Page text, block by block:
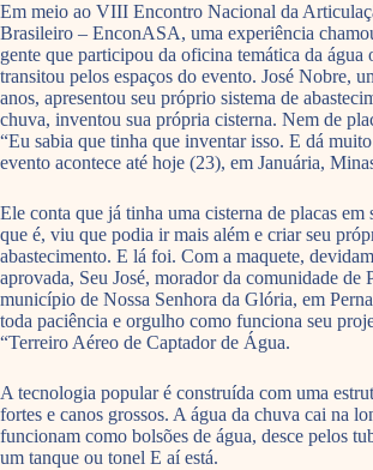
Em meio ao VIII Encontro Nacional da
Brasileiro – EnconASA, uma experiência
gente que participou da oficina temática da água
transitou pelos espaços do evento. José Nobre,
anos, apresentou seu próprio sistema de
chuva, inventou sua própria cisterna. Nem de
“Eu sabia que tinha que inventar isso. E dá
evento acontece até hoje (23), em Januária,
Ele conta que já tinha uma cisterna de placas em
que é, viu que podia ir mais além e criar seu
abastecimento. E lá foi. Com a maquete,
aprovada, Seu José, morador da comunidade de
município de Nossa Senhora da Glória, em
toda paciência e orgulho como funciona seu
“Terreiro Aéreo de Captador de Água.
A tecnologia popular é construída com uma
fortes e canos grossos. A água da chuva cai na
funcionam como bolsões de água, desce pelos
um tanque ou tonel E aí está.